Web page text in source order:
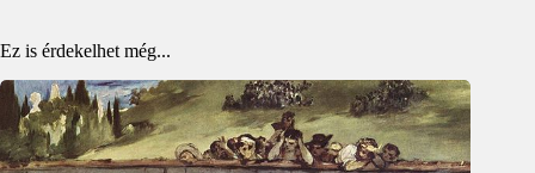
Ez is érdekelhet még...